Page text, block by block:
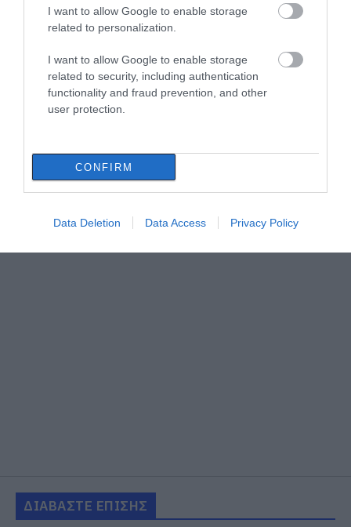
I want to allow Google to enable storage
related to personalization.
I want to allow Google to enable storage
related to security, including authentication
functionality and fraud prevention, and other
user protection.
CONFIRM
Data Deletion Data Access Privacy Policy
ΔΙΑΒΑΣΤΕ ΕΠΙΣΗΣ